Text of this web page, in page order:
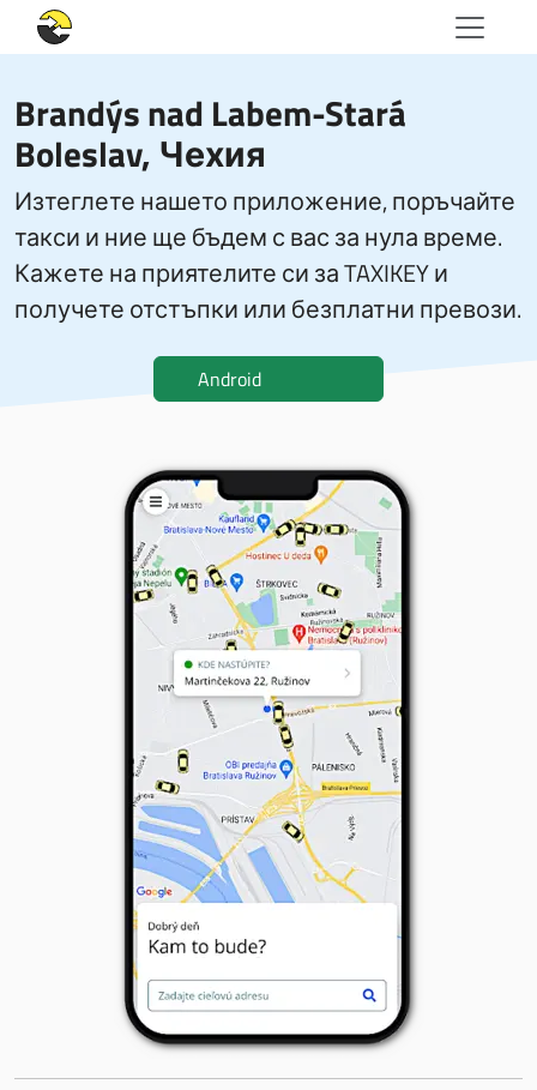
Brandýs nad Labem-Stará
Boleslav, Чехия
Изтеглете нашето приложение, поръчайте
такси и ние ще бъдем с вас за нула време.
Кажете на приятелите си за TAXIKEY и
получете отстъпки или безплатни превози.
Android